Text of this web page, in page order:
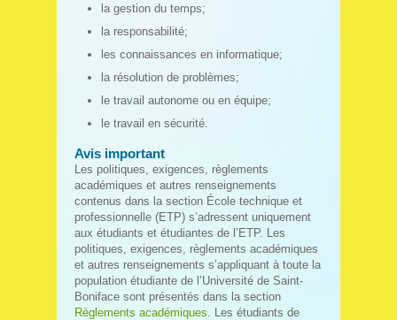
la gestion du temps;
la responsabilité;
les connaissances en informatique;
la résolution de problèmes;
le travail autonome ou en équipe;
le travail en sécurité.
Avis important
Les politiques, exigences, règlements
académiques et autres renseignements
contenus dans la section École technique et
professionnelle (ETP) s’adressent uniquement
aux étudiants et étudiantes de l’ETP. Les
politiques, exigences, règlements académiques
et autres renseignements s’appliquant à toute la
population étudiante de l’Université de Saint-
Boniface sont présentés dans la section
Règlements académiques. Les étudiants de